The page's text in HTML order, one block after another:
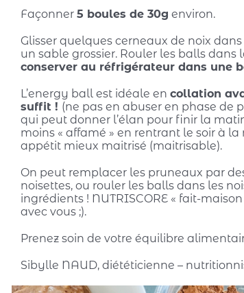
Façonner 5 boules de 30g environ.
Glisser quelques cerneaux de noix
un sable grossier. Rouler les balls dans
conserver au réfrigérateur dans une
L’energy ball est idéale en collation
suffit ! (ne pas en abuser en phase de
qui peut donner l’élan pour finir la
moins « affamé » en rentrant le soir à
appétit mieux maitrisé (maitrisable).
On peut remplacer les pruneaux par
noisettes, ou rouler les balls dans les
ingrédients ! NUTRISCORE « fait-
avec vous ;).
Prenez soin de votre équilibre
Sibylle NAUD, diététicienne –